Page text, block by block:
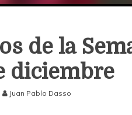
de la
diciembre
Juan Pablo Dasso